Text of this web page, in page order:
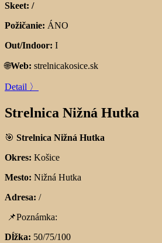
Skeet: /
Požičanie: ÁNO
Out/Indoor: I
🌐Web: strelnicakosice.sk
Detail 〉
Strelnica Nižná Hutka
🎯 Strelnica Nižná Hutka
Okres: Košice
Mesto: Nižná Hutka
Adresa: /
📌Poznámka:
Dĺžka: 50/75/100